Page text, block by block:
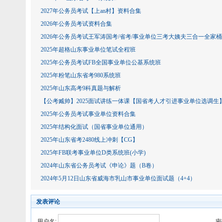
2027年公务员考试【上an村】资料合集
2026年公务员考试资料合集
2026年公务员考试王军涛国考/省考/事业单位三考大姨夫三合一全家桶
2025年超格山东事业单位笔试全程班
2025年公务员考试FB全国事业单位公基系统班
2025年粉笔山东省考980系统班
2025年山东高考9科真题与解析
【公考臧帅】2025面试讲练一体课【国省考人才引进事业单位选调生
2025年公务员考试事业单位资料合集
2025年结构化面试（国省事业单位通用）
2025年山东省考2480线上冲刺【CG】
2025年FB联考事业单位D类系统班(小学)
2024年山东省公务员考试《申论》题（B卷）
2024年5月12日山东省威海市乳山市事业单位面试题（4+4）
发表评论